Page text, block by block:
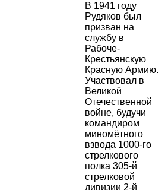
В 1941 году
Рудяков был
призван на
службу в
Рабоче-
Крестьянскую
Красную Армию.
Участвовал в
Великой
Отечественной
войне, будучи
командиром
миномётного
взвода 1000-го
стрелкового
полка 305-й
стрелковой
дивизии 2-й